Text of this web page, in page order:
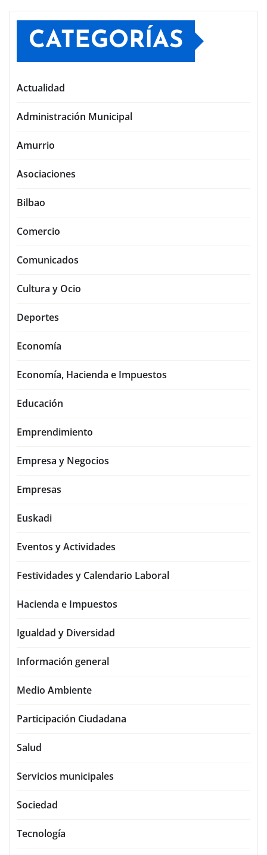
CATEGORÍAS
Actualidad
Administración Municipal
Amurrio
Asociaciones
Bilbao
Comercio
Comunicados
Cultura y Ocio
Deportes
Economía
Economía, Hacienda e Impuestos
Educación
Emprendimiento
Empresa y Negocios
Empresas
Euskadi
Eventos y Actividades
Festividades y Calendario Laboral
Hacienda e Impuestos
Igualdad y Diversidad
Información general
Medio Ambiente
Participación Ciudadana
Salud
Servicios municipales
Sociedad
Tecnología